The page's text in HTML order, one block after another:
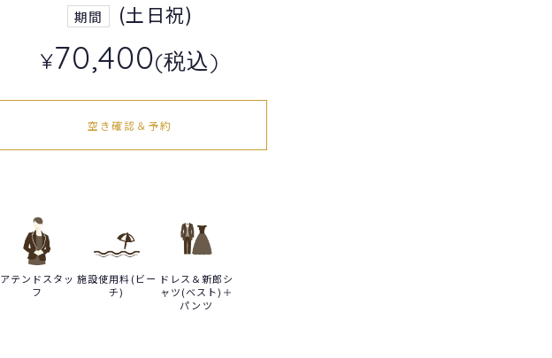
期間 (土日祝)
¥70,400(税込)
空き確認＆予約
アテンドスタッ
フ
施設使用料(ビー
チ)
ドレス＆新郎シ
ャツ(ベスト)＋
パンツ